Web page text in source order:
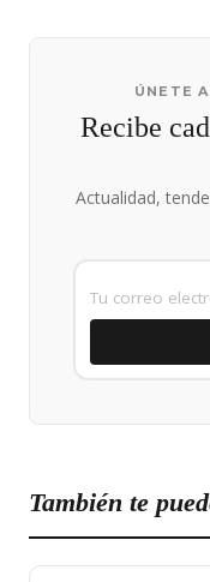
ÚNETE
Recibe
Actualidad,
También te